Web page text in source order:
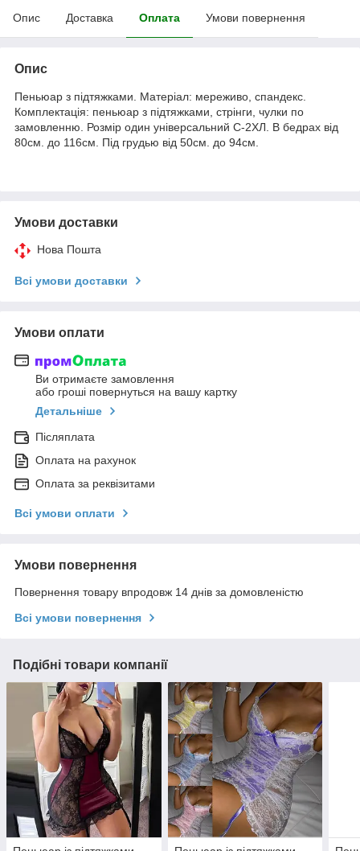
Опис Доставка Оплата Умови повернення
Опис
Пеньюар з підтяжками. Матеріал: мереживо, спандекс.
Комплектація: пеньюар з підтяжками, стрінги, чулки по
замовленню. Розмір один універсальний С-2ХЛ. В бедрах від
80см. до 116см. Під грудью від 50см. до 94см.
Умови доставки
Нова Пошта
Всі умови доставки
Умови оплати
Ви отримаєте замовлення
або гроші повернуться на вашу картку
Детальніше
Післяплата
Оплата на рахунок
Оплата за реквізитами
Всі умови оплати
Умови повернення
Повернення товару впродовж 14 днів за домовленістю
Всі умови повернення
Подібні товари компанії